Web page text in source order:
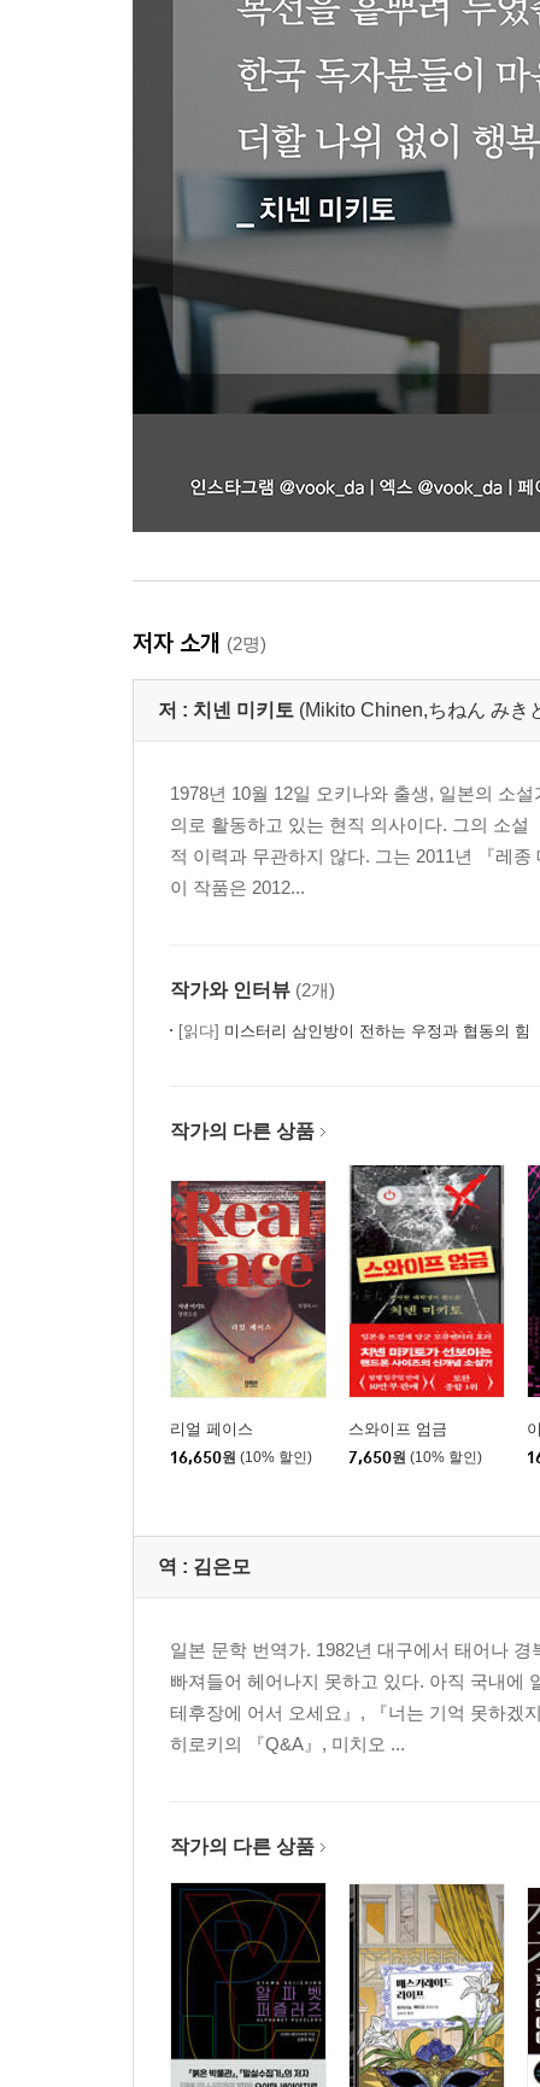
저자 소개 (2명)
저 : 치넨 미키토 (Mikito Chinen,ちねん みき
1978년 10월 12일 오키나와 출생, 일본의 소
의로 활동하고 있는 현직 의사이다. 그의 소
적 이력과 무관하지 않다. 그는 2011년 『레
이 작품은 2012...
작가와 인터뷰 (2개)
[읽다] 미스터리 삼인방이 전하는 우정과 협동의 힘
작가의 다른 상품
리얼 페이스
16,650원 (10% 할인)
스와이프 엄금
7,650원 (10% 할인)
역 : 김은모
일본 문학 번역가. 1982년 대구에서 태어나
빠져들어 헤어나지 못하고 있다. 아직 국내에
테후장에 어서 오세요』, 『너는 기억 못하겠
히로키의 『Q&A』, 미치오 ...
작가의 다른 상품